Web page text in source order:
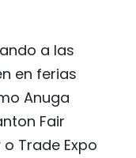
a las
en ferias
Anuga
Fair
Trade Expo